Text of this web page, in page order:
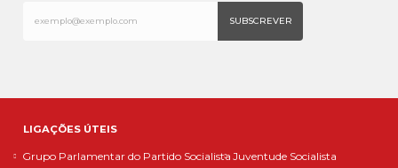
LIGAÇÕES ÚTEIS
Grupo Parlamentar do Partido Socialista Juventude Socialista